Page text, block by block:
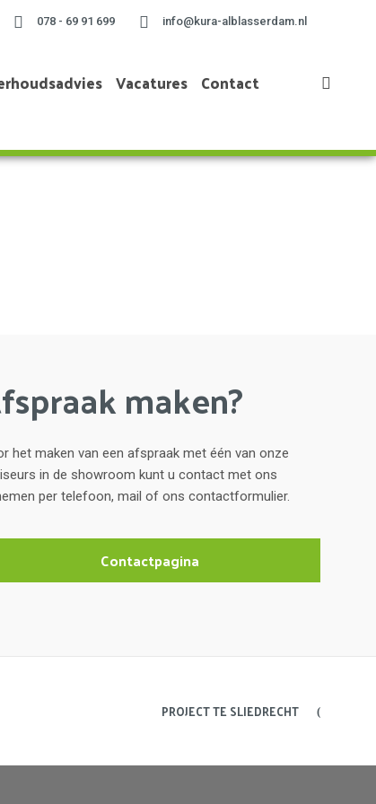
078 - 69 91 699 info@kura-alblasserdam.nl
Vacatures Contact
maken?
het maken van een afspraak met één van onze
in de showroom kunt u contact met ons
per telefoon, mail of ons contactformulier.
Contactpagina
PROJECT TE SLIEDRECHT